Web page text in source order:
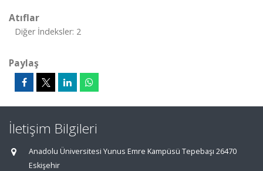
Atıflar
Diğer İndeksler: 2
Paylaş
İletişim Bilgileri
Anadolu Üniversitesi Yunus Emre Kampüsü Tepebaşı 26470
Eskişehir